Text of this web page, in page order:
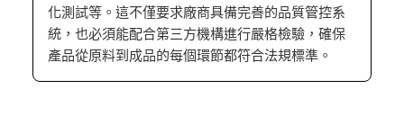
化測試等。這不僅要求廠商具備完善的品質管控系
統，也必須能配合第三方機構進行嚴格檢驗，確保
產品從原料到成品的每個環節都符合法規標準。